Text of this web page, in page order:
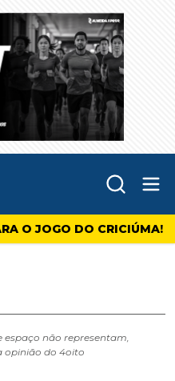
O JOGO DO CRICIÚMA!
espaço não representam,
opinião do 4oito